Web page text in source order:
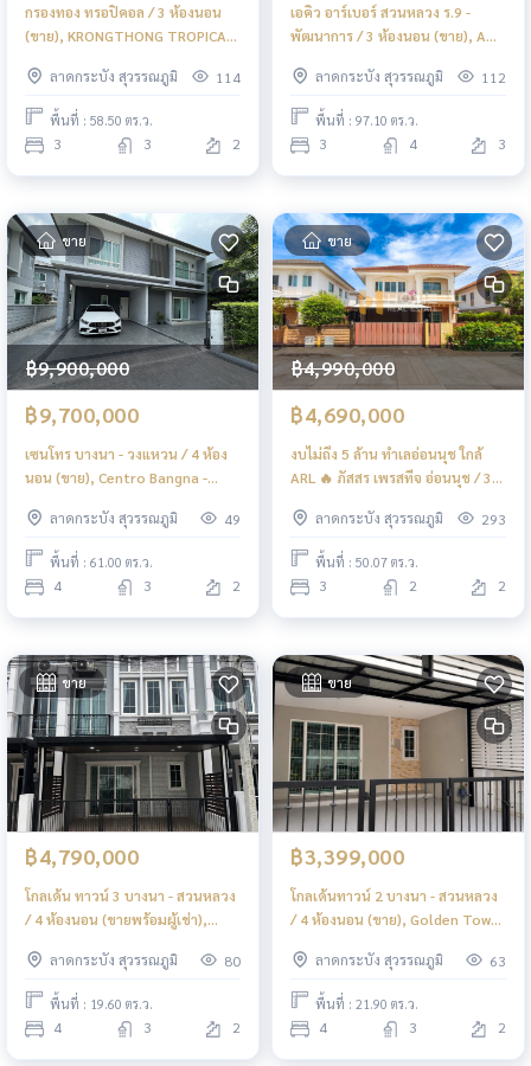
กรองทอง ทรอปิคอล / 3 ห้องนอน
(ขาย), KRONGTHONG TROPICAL
POON268
ลาดกระบัง สุวรรณภูมิ 114
พื้นที่ : 58.50 ตร.ว.
3 3 2
เอคิว อาร์เบอร์ สวนหลวง ร.9 -
พัฒนาการ / 3 ห้องนอน (ขาย), AQ
Pattanakarn / 3 Bedrooms (FOR
SALE) POON256
ลาดกระบัง สุวรรณภูมิ 112
พื้นที่ : 97.10 ตร.ว.
3 4 3
ขาย
฿9,900,000
฿9,700,000
เซนโทร บางนา - วงแหวน / 4 ห้อง
นอน (ขาย), Centro Bangna -
SALE) DA012
ลาดกระบัง สุวรรณภูมิ 49
พื้นที่ : 61.00 ตร.ว.
4 3 2
ขาย
฿4,990,000
฿4,690,000
งบไม่ถึง 5 ล้าน ทำเลอ่อนนุช ใกล้
ARL 🔥 ภัสสร เพรสทีจ อ่อนนุช / 3
Onnut / 3 Bedrooms (FOR SALE)
POON230
ลาดกระบัง สุวรรณภูมิ 293
พื้นที่ : 50.07 ตร.ว.
3 2 2
ขาย
฿4,790,000
โกลเด้น ทาวน์ 3 บางนา - สวนหลวง
/ 4 ห้องนอน (ขายพร้อมผู้เช่า),
Suanluang / 4 Bedrooms (SALE
WITH TENANT) DA021
ลาดกระบัง สุวรรณภูมิ 80
พื้นที่ : 19.60 ตร.ว.
4 3 2
ขาย
฿3,399,000
โกลเด้นทาวน์ 2 บางนา - สวนหลวง
/ 4 ห้องนอน (ขาย), Golden Town
Bedrooms (FOR SALE) DA006
ลาดกระบัง สุวรรณภูมิ 63
พื้นที่ : 21.90 ตร.ว.
4 3 2